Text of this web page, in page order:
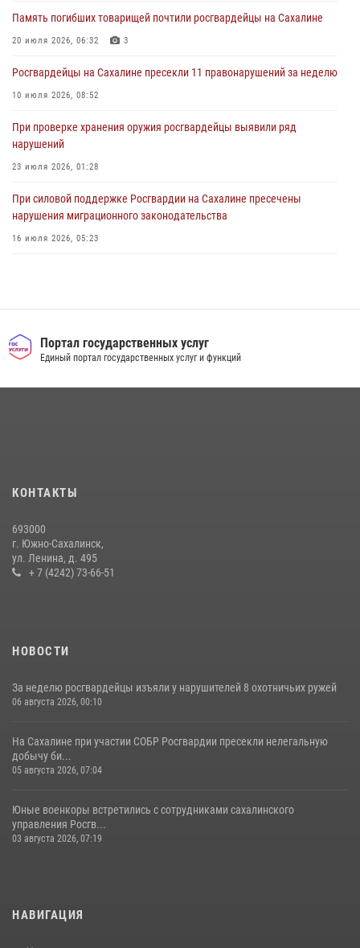
Сводка вневедомственной охраны за неделю
24 июля 2026, 05:58
Память погибших товарищей почтили росгвардейцы на Сахалине
20 июля 2026, 06:32 3
Росгвардейцы на Сахалине пресекли 11 правонарушений за неделю
10 июля 2026, 08:52
При проверке хранения оружия росгвардейцы выявили ряд
нарушений
23 июля 2026, 01:28
При силовой поддержке Росгвардии на Сахалине пресечены
нарушения миграционного законодательства
16 июля 2026, 05:23
оружия и 63 патрона
08 июля 2026, 06:41
15 июля 2026, 05:23
Портал государственных услуг
Единый портал государственных услуг и функций
КОНТАКТЫ
693000
г. Южно-Сахалинск,
ул. Ленина, д. 495
+ 7 (4242) 73-66-51
НОВОСТИ
За неделю росгвардейцы изъяли у нарушителей 8 охотничьих ружей
06 августа 2026, 00:10
На Сахалине при участии СОБР Росгвардии пресекли нелегальную
добычу би...
05 августа 2026, 07:04
Юные военкоры встретились с сотрудниками сахалинского
управления Росгв...
03 августа 2026, 07:19
НАВИГАЦИЯ